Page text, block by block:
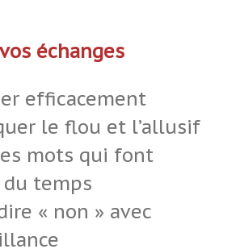
échanges
efficacement
le flou et l’allusif
mots qui font
du temps
« non » avec